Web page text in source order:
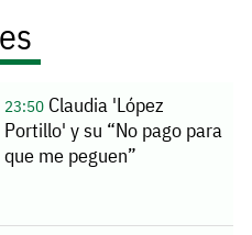
23:50Claudia 'López
Portillo' y su “No pago para
que me peguen”